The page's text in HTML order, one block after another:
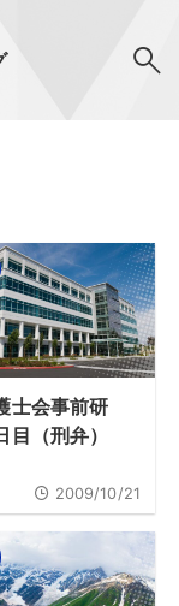
士会事前研
目（刑弁）
2009/10/21